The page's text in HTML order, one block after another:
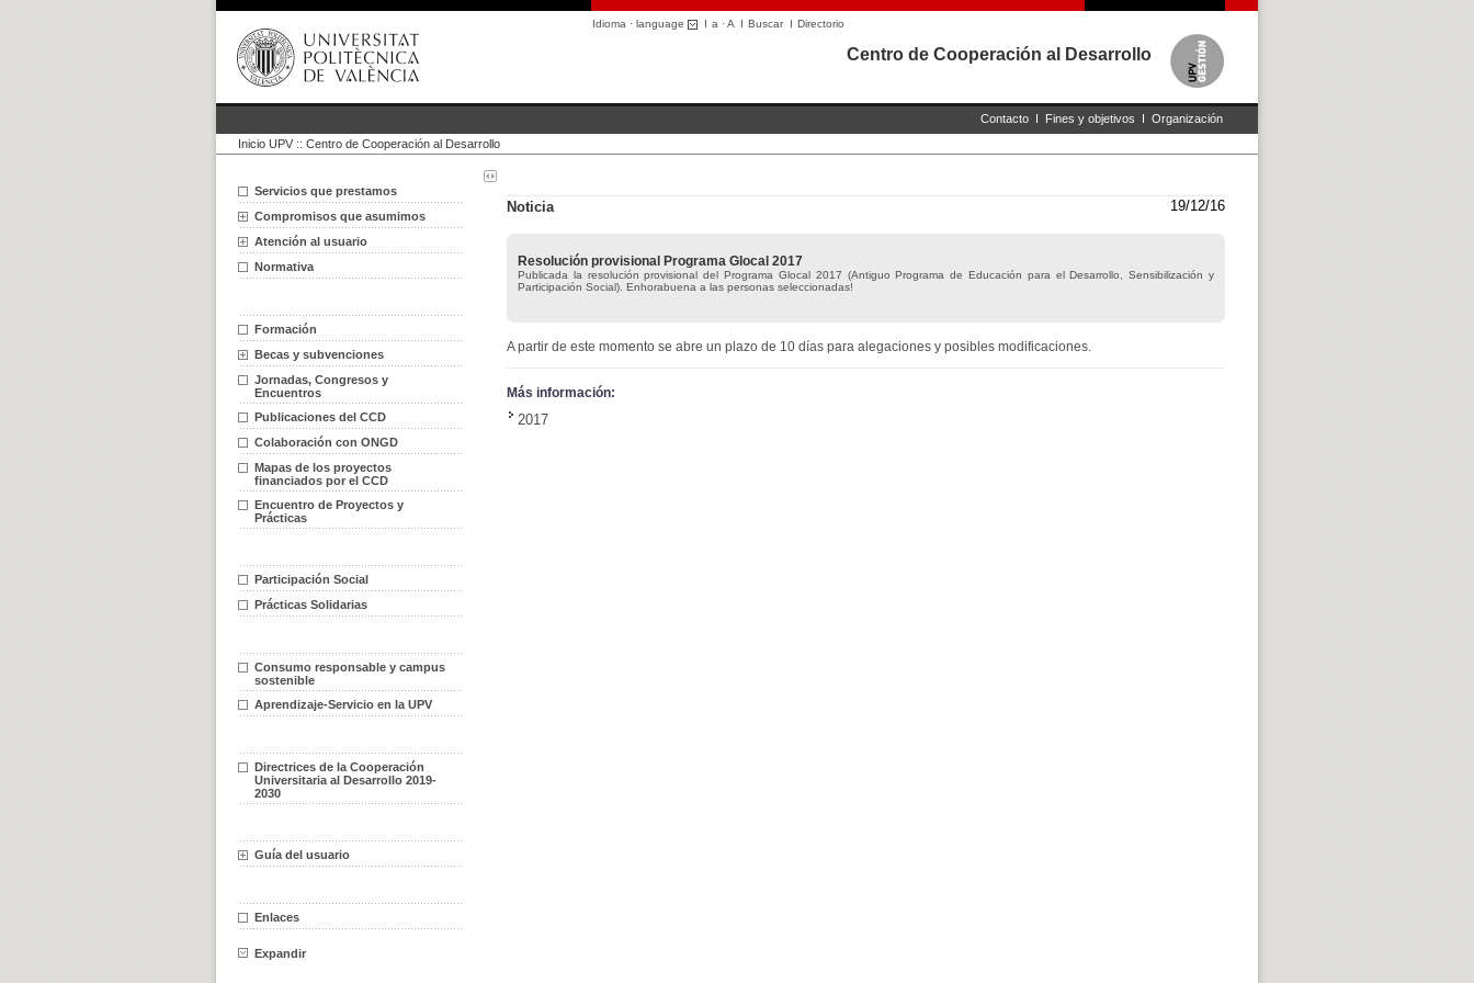
Idioma · language I a ·A I BuscarI Directorio
Centro de Cooperación al Desarrollo
Contacto I Fines y objetivos I Organización
Inicio UPV :: Centro de Cooperación al Desarrollo
Servicios que prestamos
Compromisos que asumimos
Atención al usuario
Normativa
Formación
Becas y subvenciones
Jornadas, Congresos y
Encuentros
Publicaciones del CCD
Colaboración con ONGD
Mapas de los proyectos
financiados por el CCD
Encuentro de Proyectos y
Prácticas
Participación Social
Prácticas Solidarias
Consumo responsable y campus
sostenible
Aprendizaje-Servicio en la UPV
Directrices de la Cooperación
Universitaria al Desarrollo 2019-
2030
Guía del usuario
Enlaces
Expandir
19/12/16
Noticia
Resolución provisional Programa Glocal 2017
Publicada la resolución provisional del Programa Glocal 2017 (Antiguo Programa de Educación para el Desarrollo, Sensibilización y
Participación Social). Enhorabuena a las personas seleccionadas!
A partir de este momento se abre un plazo de 10 días para alegaciones y posibles modificaciones.
Más información:
2017